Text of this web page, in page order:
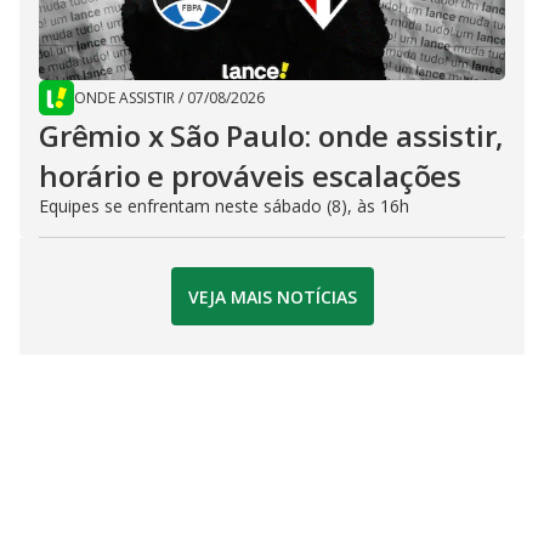
ONDE ASSISTIR/ 07/08/2026
Grêmio x São Paulo: onde assistir,
horário e prováveis escalações
Equipes se enfrentam neste sábado (8), às 16h
VEJA MAIS NOTÍCIAS